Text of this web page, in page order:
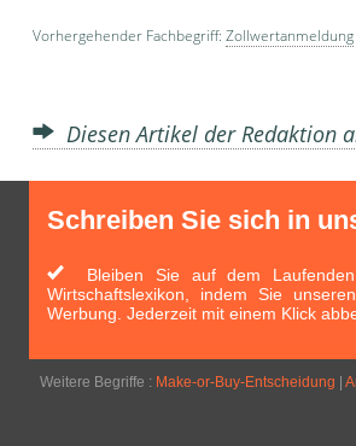
Vorhergehender Fachbegriff: Zollwertanmeldung
Diesen Artikel der Redaktion
Schreiben Sie sich in
Bleiben Sie auf dem Laufenden
Wirtschaftslexikon, indem Sie
Werbung. Jederzeit mit einem Klick
Weitere Begriffe : Make-or-Buy-Entscheidung